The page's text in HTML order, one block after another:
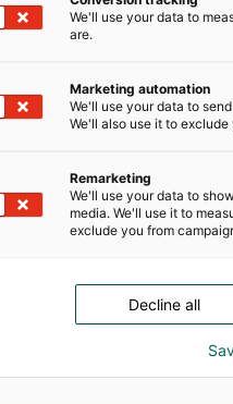
We'll use your data to
are.
Marketing automation
We'll use your data to
We'll also use it to
Remarketing
We'll use your data to
media. We'll use it to
exclude you from
Decline all